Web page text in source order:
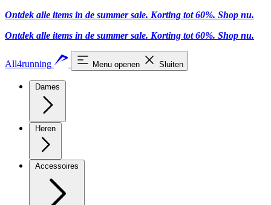
Ontdek alle items in de summer sale. Korting tot 60%. Shop nu.
Ontdek alle items in de summer sale. Korting tot 60%. Shop nu.
All4running Menu openen Sluiten
Dames
Heren
Accessoires